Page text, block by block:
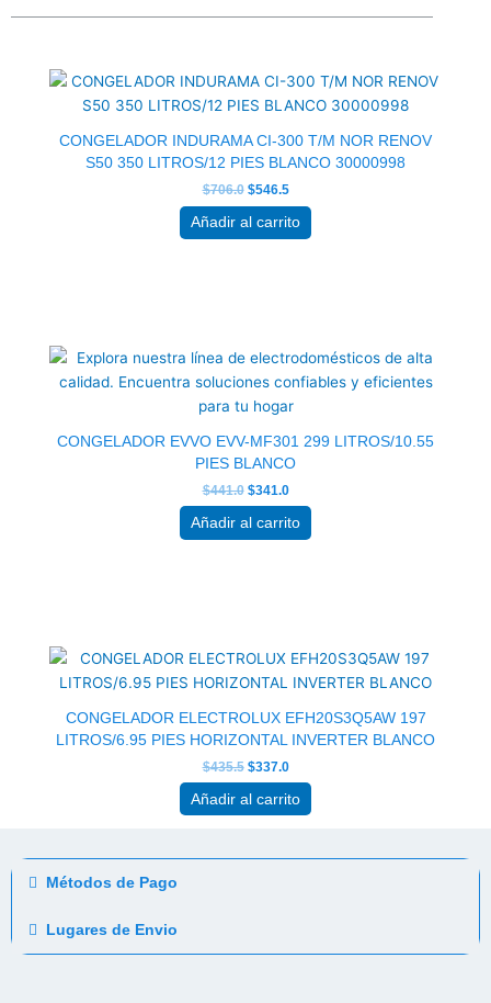
CONGELADOR INDURAMA CI-300 T/M NOR RENOV
S50 350 LITROS/12 PIES BLANCO 30000998
$706.0
original
era:
$706.0.
$546.5
actual
es:
$546.5.
Añadir al carrito
CONGELADOR EVVO EVV-MF301 299 LITROS/10.55
PIES BLANCO
$441.0
original
era:
$441.0.
$341.0
actual
es:
$341.0.
Añadir al carrito
CONGELADOR ELECTROLUX EFH20S3Q5AW 197
LITROS/6.95 PIES HORIZONTAL INVERTER BLANCO
$435.5
original
era:
$435.5.
$337.0
actual
es:
$337.0.
Añadir al carrito
Métodos de Pago
Lugares de Envio